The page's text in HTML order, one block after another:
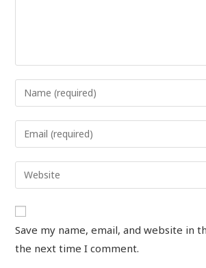
Save my name, email, and website in
the next time I comment.